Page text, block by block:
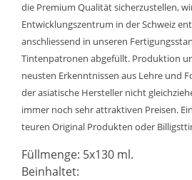
die Premium Qualität sicherzustellen,
Entwicklungszentrum in der Schweiz
anschliessend in unseren
Tintenpatronen abgefüllt. Produktion
neusten Erkenntnissen aus Lehre und
der asiatische Hersteller nicht
immer noch sehr attraktiven Preisen.
teuren Original Produkten oder
Füllmenge: 5x130 ml.
Beinhaltet: